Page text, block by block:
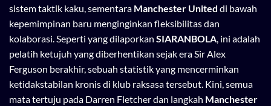
sistem taktik kaku, sementara Manchester United di bawah
kepemimpinan baru menginginkan fleksibilitas dan
kolaborasi. Seperti yang dilaporkan SIARANBOLA, ini adalah
pelatih ketujuh yang diberhentikan sejak era Sir Alex
Ferguson berakhir, sebuah statistik yang mencerminkan
ketidakstabilan kronis di klub raksasa tersebut. Kini, semua
mata tertuju pada Darren Fletcher dan langkah Manchester